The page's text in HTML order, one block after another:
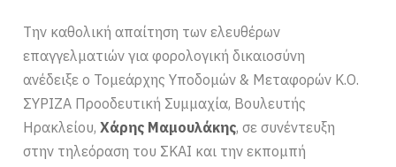
Την καθολική απαίτηση των ελευθέρων
επαγγελματιών για φορολογική δικαιοσύνη
ανέδειξε ο Τομεάρχης Υποδομών & Μεταφορών Κ.Ο.
ΣΥΡΙΖΑ Προοδευτική Συμμαχία, Βουλευτής
Ηρακλείου,Χάρης Μαμουλάκης, σε συνέντευξη
στην τηλεόραση του ΣΚΑΙ και την εκπομπή